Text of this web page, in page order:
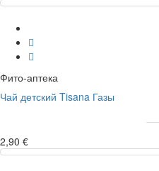
Фито-аптека
Чай детский Tisana Газы
2,90 €